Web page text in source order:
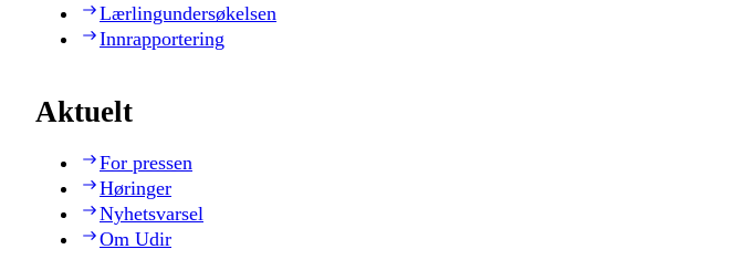
Lærlingundersøkelsen
Innrapportering
Aktuelt
For pressen
Høringer
Nyhetsvarsel
Om Udir